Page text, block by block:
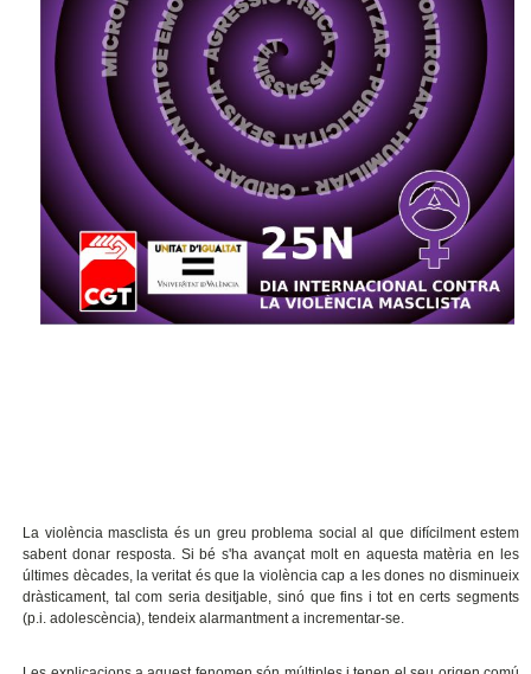
La violència masclista és un greu problema social al que difícilment estem
sabent donar resposta. Si bé s'ha avançat molt en aquesta matèria en les
últimes dècades, la veritat és que la violència cap a les dones no disminueix
dràsticament, tal com seria desitjable, sinó que fins i tot en certs segments
(p.i. adolescència), tendeix alarmantment a incrementar-se.